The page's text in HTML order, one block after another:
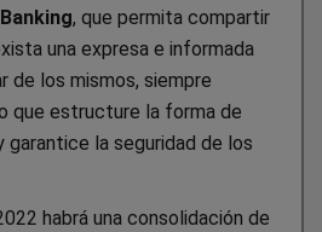
, que permita compartir
una expresa e informada
de los mismos, siempre
que estructure la forma de
garantice la seguridad de los
habrá una consolidación de